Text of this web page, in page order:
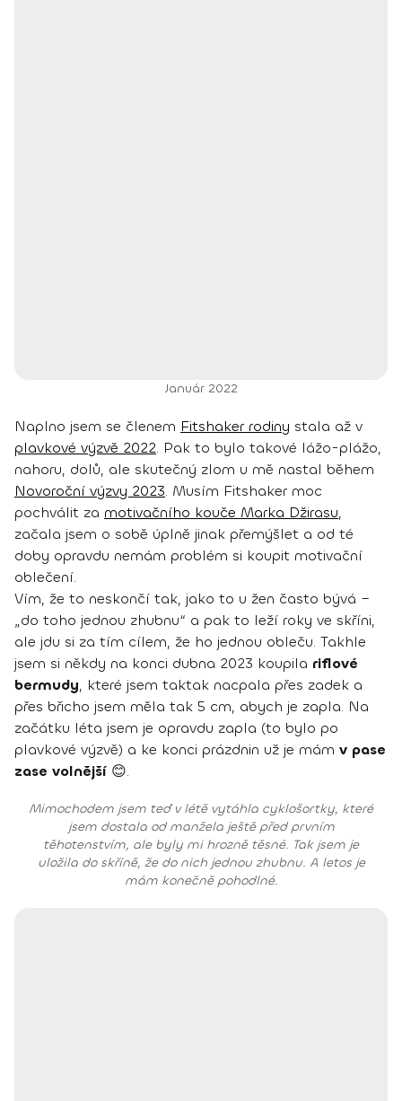
Január 2022
Naplno jsem se členem Fitshaker rodiny stala až v
plavkové výzvě 2022. Pak to bylo takové lážo-plážo,
nahoru, dolů, ale skutečný zlom u mě nastal během
Novoroční výzvy 2023. Musím Fitshaker moc
pochválit za motivačního kouče Marka Džirasu,
začala jsem o sobě úplně jinak přemýšlet a od té
doby opravdu nemám problém si koupit motivační
oblečení.
Vím, že to neskončí tak, jako to u žen často bývá –
„do toho jednou zhubnu“ a pak to leží roky ve skříni,
ale jdu si za tím cílem, že ho jednou obleču. Takhle
jsem si někdy na konci dubna 2023 koupila riflové
bermudy, které jsem taktak nacpala přes zadek a
přes břicho jsem měla tak 5 cm, abych je zapla. Na
začátku léta jsem je opravdu zapla (to bylo po
plavkové výzvě) a ke konci prázdnin už je mám v pase
zase volnější 😊.
Mimochodem jsem teď v létě vytáhla cyklošortky, které
jsem dostala od manžela ještě před prvním
těhotenstvím, ale byly mi hrozně těsné. Tak jsem je
uložila do skříně, že do nich jednou zhubnu. A letos je
mám konečně pohodlné.